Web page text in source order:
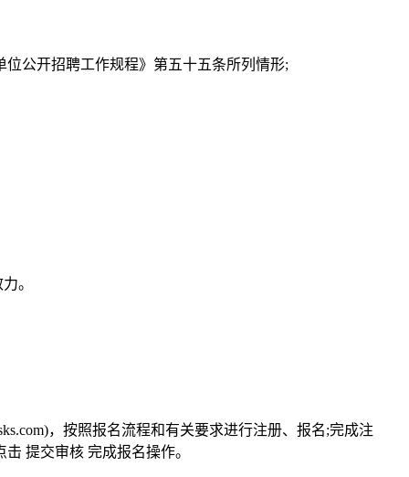
公开招聘工作规程》第五十五条所列情形;
。
，按照报名流程和有关要求进行注册、报名;完成注
提交审核 完成报名操作。